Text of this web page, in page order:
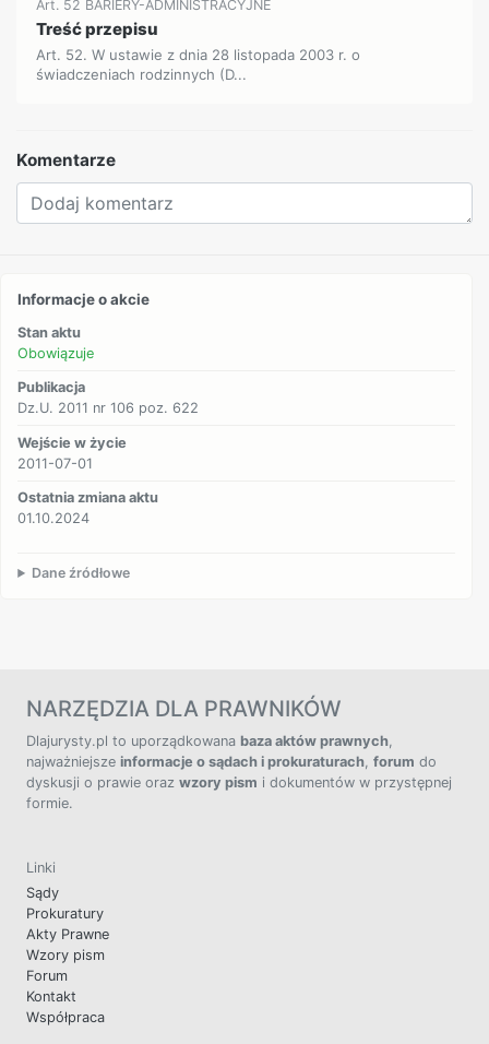
Art. 52 BARIERY-ADMINISTRACYJNE
Treść przepisu
Art. 52. W ustawie z dnia 28 listopada 2003 r. o
świadczeniach rodzinnych (D...
Komentarze
Informacje o akcie
Stan aktu
Obowiązuje
Publikacja
Dz.U. 2011 nr 106 poz. 622
Wejście w życie
2011-07-01
Ostatnia zmiana aktu
01.10.2024
Dane źródłowe
NARZĘDZIA DLA PRAWNIKÓW
Dlajurysty.pl to uporządkowana baza aktów prawnych,
najważniejsze informacje o sądach i prokuraturach, forum do
dyskusji o prawie oraz wzory pism i dokumentów w przystępnej
formie.
Linki
Sądy
Prokuratury
Akty Prawne
Wzory pism
Forum
Kontakt
Współpraca